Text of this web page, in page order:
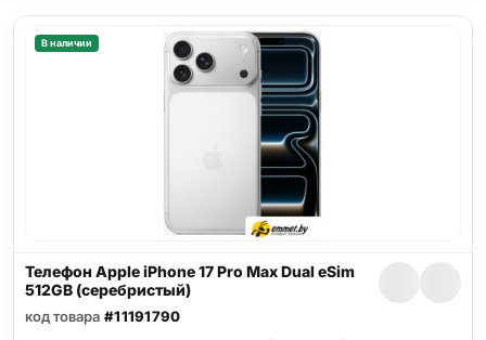
В наличии
Телефон Apple iPhone 17 Pro Max Dual eSim
512GB (серебристый)
код товара #11191790